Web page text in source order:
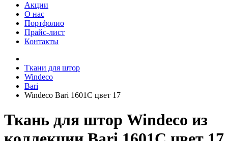
Акции
О нас
Портфолио
Прайс-лист
Контакты
Ткани для штор
Windeco
Bari
Windeco Bari 1601C цвет 17
Ткань для штор Windeco из